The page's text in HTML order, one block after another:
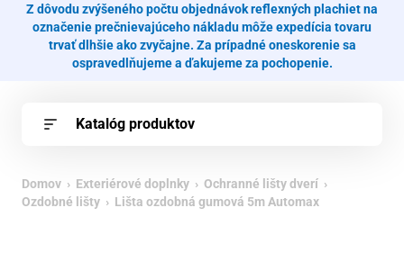
Z dôvodu zvýšeného počtu objednávok reflexných plachiet na
označenie prečnievajúceho nákladu môže expedícia tovaru
trvať dlhšie ako zvyčajne. Za prípadné oneskorenie sa
ospravedlňujeme a ďakujeme za pochopenie.
Katalóg produktov
Domov › Exteriérové doplnky › Ochranné lišty dverí ›
Ozdobné lišty › Lišta ozdobná gumová 5m Automax